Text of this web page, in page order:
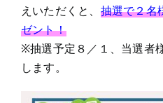
えいただくと、 抽選で２名
ゼント！
※抽選予定８／１、当選者
します。